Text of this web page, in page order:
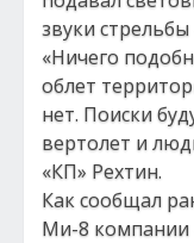
звуки
«Ничего
облет
нет. Поиски
вертолет и
«КП» Рехтин.
Как сообщал
Ми-8 компании